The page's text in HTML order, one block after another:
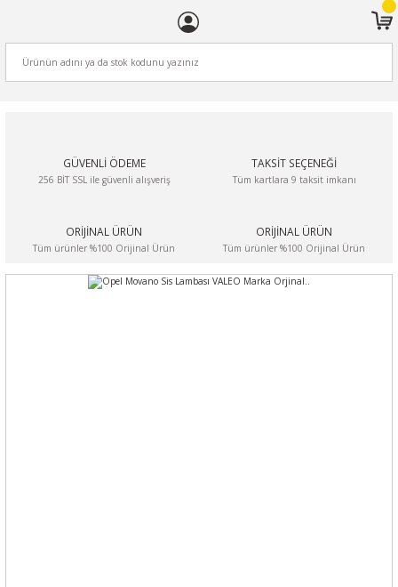
GÜVENLİ ÖDEME
256 BİT SSL ile güvenli alışveriş
TAKSİT SEÇENEĞİ
Tüm kartlara 9 taksit imkanı
ORİJİNAL ÜRÜN
Tüm ürünler %100 Orijinal Ürün
ORİJİNAL ÜRÜN
Tüm ürünler %100 Orijinal Ürün